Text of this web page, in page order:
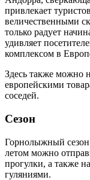
привлекает
величественными
только радует
удивляет
комплексом в
Здесь также можно
европейскими
соседей.
Сезон
Горнолыжный сезон
летом можно
прогулки, а также
гуляниями.